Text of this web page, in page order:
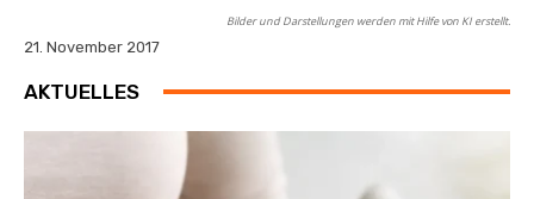
Bilder und Darstellungen werden mit Hilfe von KI erstellt.
21. November 2017
AKTUELLES